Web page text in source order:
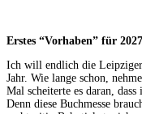
Erstes “Vorhaben” für 2027
Ich will endlich die Leipziger
Jahr. Wie lange schon,
Mal scheiterte es daran,
Denn diese Buchmesse